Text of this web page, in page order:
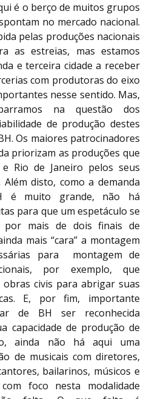
é o berço de muitos grupos
no mercado nacional.
pelas produções nacionais
as estreias, mas estamos
e terceira cidade a receber
com produtoras do eixo
nesse sentido. Mas,
na questão dos
de produção destes
Os maiores patrocinadores
priorizam as produções que
Rio de Janeiro pelos seus
disto, como a demanda
é muito grande, não há
para que um espetáculo se
por mais de dois finais de
mais “cara” a montagem
para montagem de
por exemplo, que
obras civis para abrigar suas
E, por fim, importante
de BH ser reconhecida
capacidade de produção de
ainda não há aqui uma
de musicais com diretores,
bailarinos, músicos e
foco nesta modalidade